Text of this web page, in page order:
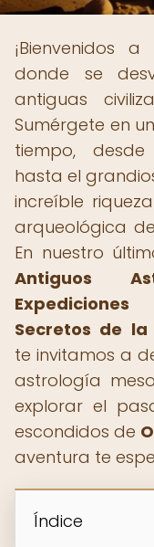
¡Bienvenidos a
donde se
antiguas
Sumérgete en
tiempo,
hasta el
increíble
arqueológica
En nuestro
Antiguos
Secretos de
te invitamos a
astrología
explorar el
escondidos de
aventura te
Índice